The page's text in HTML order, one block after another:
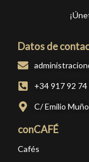
Datos de
+34 917 92 74
C/ Emilio
conCAFÉ
Cafés